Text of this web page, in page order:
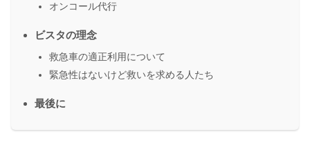
オンコール代行
ビスタの理念
救急車の適正利用について
緊急性はないけど救いを求める人たち
最後に